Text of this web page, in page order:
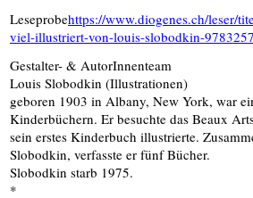
Leseprobehttps://www.diogenes.ch/leser/
viel-illustriert-von-louis-slobodkin-
Gestalter- & AutorInnenteam
Louis Slobodkin (Illustrationen)
geboren 1903 in Albany, New York, war
Kinderbüchern. Er besuchte das Beaux
sein erstes Kinderbuch illustrierte.
Slobodkin, verfasste er fünf Bücher.
Slobodkin starb 1975.
*